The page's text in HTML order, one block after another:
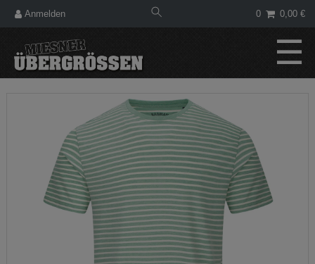
Anmelden 0 0,00 €
☰